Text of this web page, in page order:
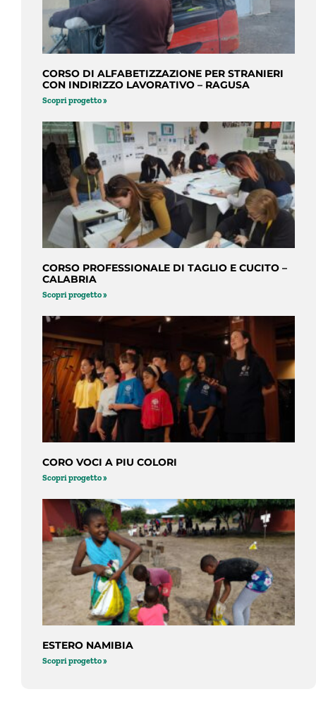
CORSO DI ALFABETIZZAZIONE PER STRANIERI
CON INDIRIZZO LAVORATIVO – RAGUSA
Scopri progetto »
CORSO PROFESSIONALE DI TAGLIO E CUCITO –
CALABRIA
Scopri progetto »
CORO VOCI A PIU COLORI
Scopri progetto »
ESTERO NAMIBIA
Scopri progetto »